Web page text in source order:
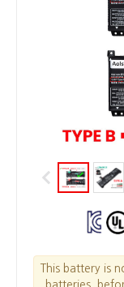
This battery is
batteries,